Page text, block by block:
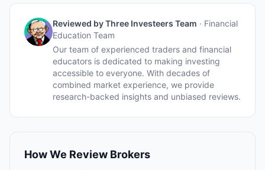
Reviewed byThree Investeers Team · Financial
Education Team
Our team of experienced traders and financial
educators is dedicated to making investing
accessible to everyone. With decades of
combined market experience, we provide
research-backed insights and unbiased reviews.
How We Review Brokers